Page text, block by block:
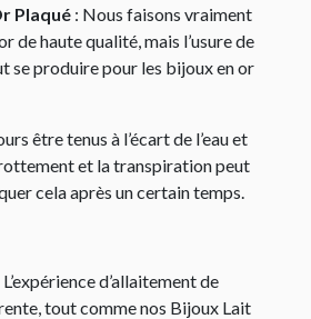
Plaqué : Nous faisons vraiment
de haute qualité, mais l’usure de
se produire pour les bijoux en or
être tenus à l’écart de l’eau et
et la transpiration peut
cela après un certain temps.
d’allaitement de
tout comme nos Bijoux Lait